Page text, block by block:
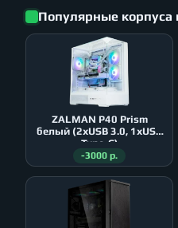
Популярные корпуса
ZALMAN P40 Prism
белый (2xUSB 3.0, 1xUSB
Type-C)
-3000 р.